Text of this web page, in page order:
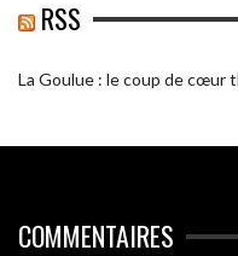
RSS
La Goulue : le coup de cœur
COMMENTAIRES